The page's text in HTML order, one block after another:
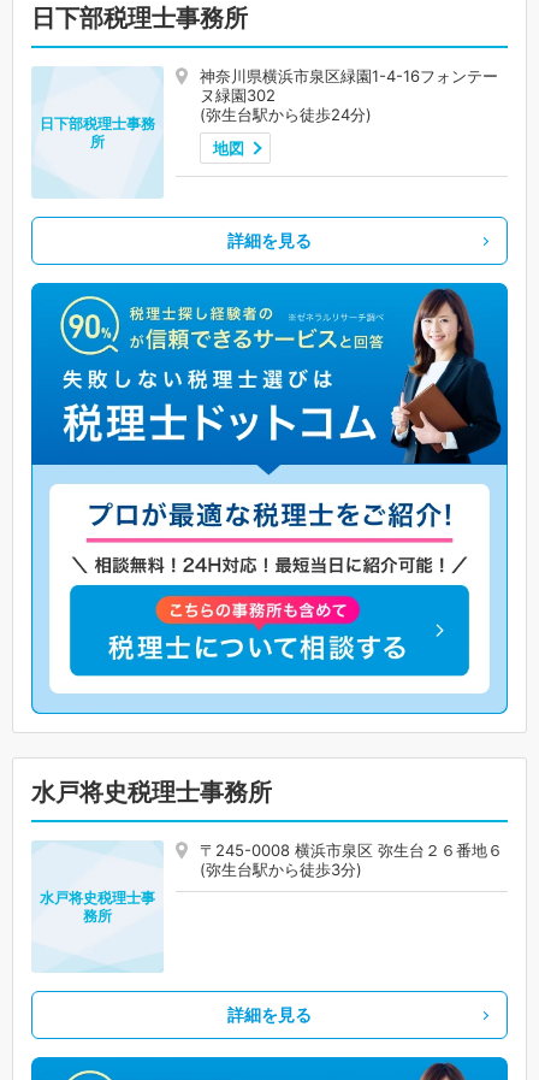
日下部税理士事務所
神奈川県横浜市泉区緑園1-4-16フォンテー
ヌ緑園302
(弥生台駅から徒歩24分)
地図
日下部税理士事務
所
詳細を見る
水戸将史税理士事務所
〒245-0008 横浜市泉区 弥生台２６番地６
(弥生台駅から徒歩3分)
水戸将史税理士事
務所
詳細を見る